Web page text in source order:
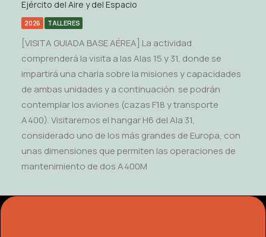
Ejército del Aire y del Espacio
2026 TALLERES
[VISITA GUIADA BASE AÉREA] La actividad
comprenderá la visita a las Alas 15 y 31, donde se
impartirá una charla sobre la misiones y capacidades
de ambas unidades y a continuación se podrán
contemplar los aviones (cazas F18 y transporte
A400). Visitaremos el hangar H6 del Ala 31,
considerado uno de los más grandes de Europa, con
unas dimensiones que permiten las operaciones de
mantenimiento de dos A400M